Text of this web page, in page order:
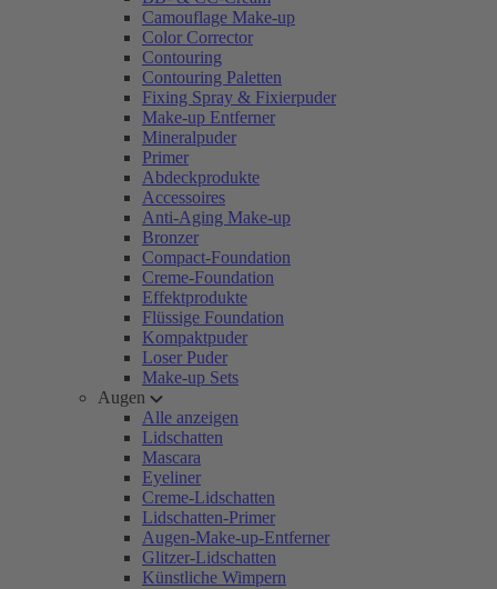
Camouflage Make-up
Color Corrector
Contouring
Contouring Paletten
Fixing Spray & Fixierpuder
Make-up Entferner
Mineralpuder
Primer
Abdeckprodukte
Accessoires
Anti-Aging Make-up
Bronzer
Compact-Foundation
Creme-Foundation
Effektprodukte
Flüssige Foundation
Kompaktpuder
Loser Puder
Make-up Sets
Augen
Alle anzeigen
Lidschatten
Mascara
Eyeliner
Creme-Lidschatten
Lidschatten-Primer
Augen-Make-up-Entferner
Glitzer-Lidschatten
Künstliche Wimpern